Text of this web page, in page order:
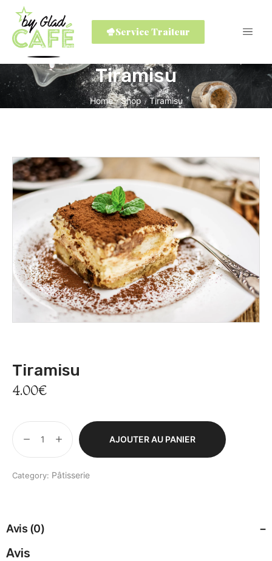
Service Traiteur
Tiramisu
Home / Shop / Tiramisu
Tiramisu
4.00€
AJOUTER AU PANIER
Category: Pâtisserie
Avis (0)
Avis